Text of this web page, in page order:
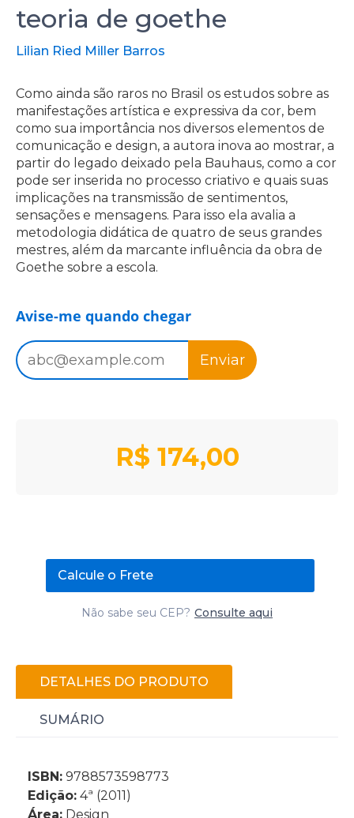
teoria de goethe
Lilian Ried Miller Barros
Como ainda são raros no Brasil os estudos sobre as
manifestações artística e expressiva da cor, bem
como sua importância nos diversos elementos de
comunicação e design, a autora inova ao mostrar, a
partir do legado deixado pela Bauhaus, como a cor
pode ser inserida no processo criativo e quais suas
implicações na transmissão de sentimentos,
sensações e mensagens. Para isso ela avalia a
metodologia didática de quatro de seus grandes
mestres, além da marcante influência da obra de
Goethe sobre a escola.
Avise-me quando chegar
Enviar
R$ 174,00
Calcule o Frete
Não sabe seu CEP? Consulte aqui
DETALHES DO PRODUTO
SUMÁRIO
ISBN: 9788573598773
Edição: 4ª (2011)
Área: Design